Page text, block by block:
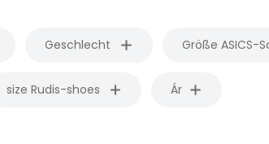
Geschlecht Größe ASICS-
size Rudis-shoes Ár